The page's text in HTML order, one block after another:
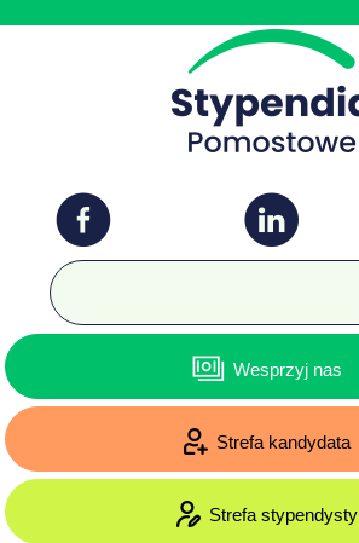
Wesprzyj nas
Strefa kandydata
Strefa stypendysty